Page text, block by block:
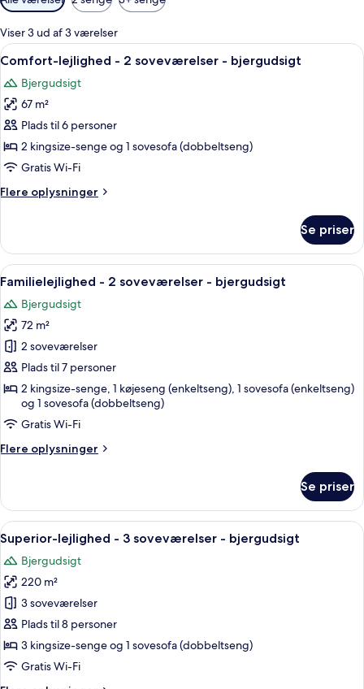
filtre
for
værelser
Viser 3 ud af 3 værelser
Indlæs
alle
billeder
af
Comfort-
lejlighed
-
soveværelser
Et køkken med træskabe, en
12
Comfort-lejlighed - 2 soveværelser - bjergudsigt
Bjergudsigt
67 m²
Plads til 6 personer
2 kingsize-senge og 1 sovesofa (dobbeltseng)
Gratis Wi-Fi
Flere oplysninger
Flere
lejlighed
2
soveværelser
-
bjergudsigt
Se priser
Indlæs
alle
billeder
af
Familielejlighed
-
2
soveværelser
-
bjergudsigt
Et spisebord med en vase blomster,
11
Familielejlighed - 2 soveværelser - bjergudsigt
Bjergudsigt
72 m²
2 soveværelser
Plads til 7 personer
2 kingsize-senge, 1 køjeseng (enkeltseng), 1 sovesofa (enkeltseng)
og 1 sovesofa (dobbeltseng)
Gratis Wi-Fi
Flere oplysninger
Flere
-
soveværelser
bjergudsigt
Se priser
Indlæs
alle
billeder
af
Superior-
lejlighed
-
3
En spiseplads med et bord dækket
16
Superior-lejlighed - 3 soveværelser - bjergudsigt
Bjergudsigt
220 m²
3 soveværelser
Plads til 8 personer
3 kingsize-senge og 1 sovesofa (dobbeltseng)
Gratis Wi-Fi